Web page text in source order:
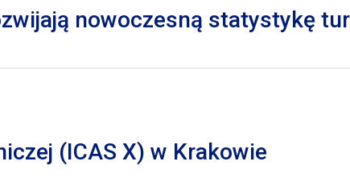
nowoczesną statystykę
(ICAS X) w Krakowie